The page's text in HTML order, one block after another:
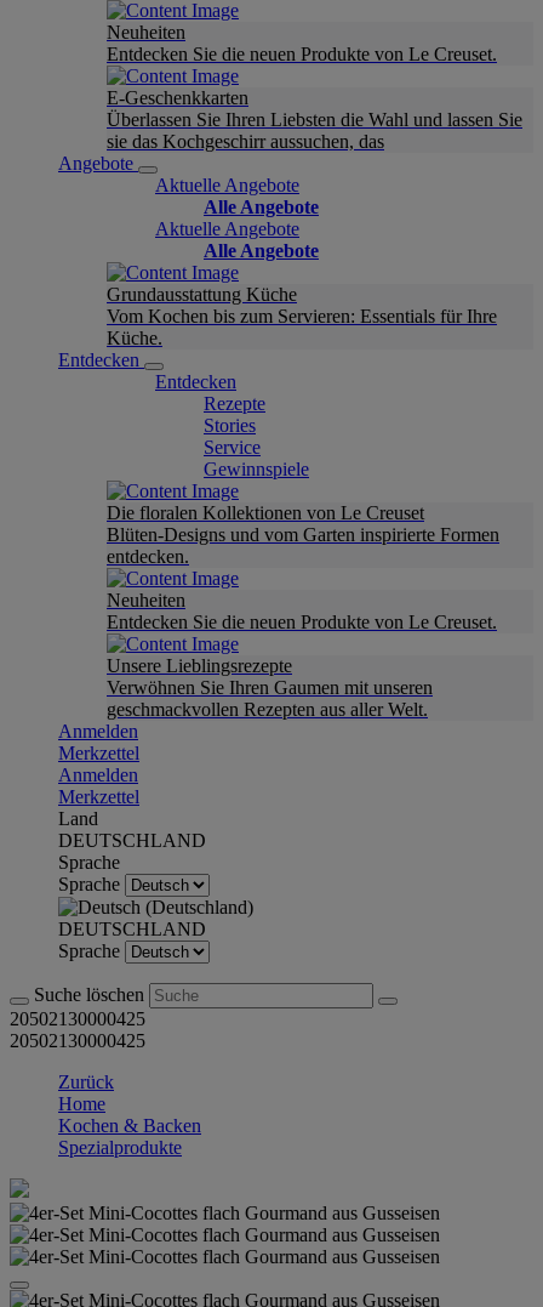
Neuheiten
Entdecken Sie die neuen Produkte von Le Creuset.
E-Geschenkkarten
Überlassen Sie Ihren Liebsten die Wahl und lassen Sie
sie das Kochgeschirr aussuchen, das
Angebote
Aktuelle Angebote
Alle Angebote
Aktuelle Angebote
Alle Angebote
Grundausstattung Küche
Vom Kochen bis zum Servieren: Essentials für Ihre
Küche.
Entdecken
Entdecken
Rezepte
Stories
Service
Gewinnspiele
Die floralen Kollektionen von Le Creuset
Blüten-Designs und vom Garten inspirierte Formen
entdecken.
Neuheiten
Entdecken Sie die neuen Produkte von Le Creuset.
Unsere Lieblingsrezepte
Verwöhnen Sie Ihren Gaumen mit unseren
geschmackvollen Rezepten aus aller Welt.
Anmelden
Merkzettel
Anmelden
Merkzettel
Land
DEUTSCHLAND
Sprache
Sprache
DEUTSCHLAND
Sprache
Suche löschen
20502130000425
20502130000425
Zurück
Home
Kochen & Backen
Spezialprodukte